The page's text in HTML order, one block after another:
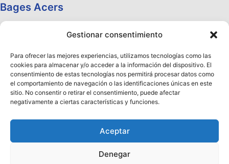
Gestionar consentimiento
Para ofrecer las mejores experiencias, utilizamos tecnologías como las
cookies para almacenar y/o acceder a la información del dispositivo. El
consentimiento de estas tecnologías nos permitirá procesar datos como
el comportamiento de navegación o las identificaciones únicas en este
sitio. No consentir o retirar el consentimiento, puede afectar
negativamente a ciertas características y funciones.
Aceptar
Denegar
Bages Acers